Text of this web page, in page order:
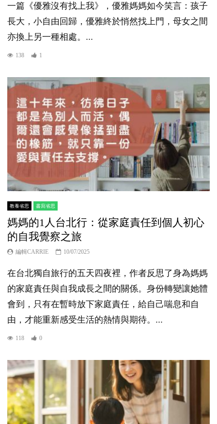
一篇《優雅沒有找上我》，優雅媽媽如今笑言：孩子
長大，小自由回歸，優雅終於悄然找上門，母女之間
亦換上另一種相處。...
138 1
教養省思 書寫省思
媽媽的1人台北行：從家庭責任到個人初心
的自我覺察之旅
編輯CARRIE 10/07/2025
在台北獨自旅行的五天四夜裡，作者反思了身為媽媽
的家庭責任與自我成長之間的關係。身份轉變讓她體
會到，只有在暫時放下家庭責任，給自己喘息和自
由，才能重新感受生活的熱情與期待。...
118 0